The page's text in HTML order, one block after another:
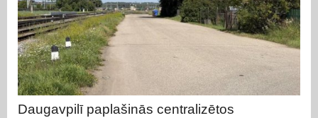
Daugavpilī paplašinās centralizētos